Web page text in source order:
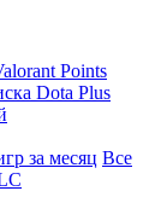
Points
Dota Plus
за месяц Все